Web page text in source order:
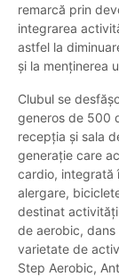
remarcă prin
integrarea
astfel la
și la menținerea
Clubul se
generos de 500
recepția și sala
generație care
cardio, integrată
alergare,
destinat
de aerobic,
varietate de
Step Aerobic,